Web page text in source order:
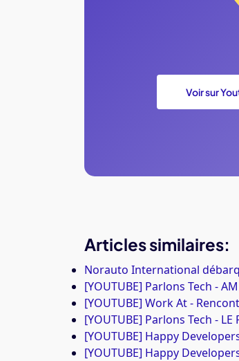
Voir sur
Articles similaires:
Norauto International
[YOUTUBE] Parlons Tech -
[YOUTUBE] Work At -
[YOUTUBE] Parlons Tech - LE
[YOUTUBE] Happy
[YOUTUBE] Happy